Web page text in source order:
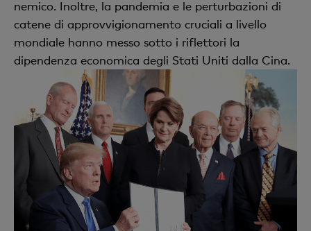
nemico. Inoltre, la pandemia e le perturbazioni di
catene di approvvigionamento cruciali a livello
mondiale hanno messo sotto i riflettori la
dipendenza economica degli Stati Uniti dalla Cina.